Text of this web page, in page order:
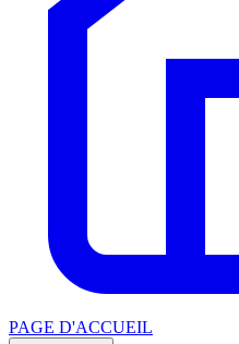
PAGE D'ACCUEIL